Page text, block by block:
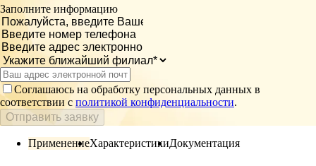
Заполните информацию
Соглашаюсь на обработку персональных данных в
соответствии с политикой конфиденциальности.
Отправить заявку
ПрименениеХарактеристикиДокументация